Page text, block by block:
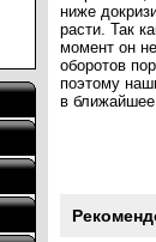
ниже
расти. Так
момент он
оборотов
поэтому
в